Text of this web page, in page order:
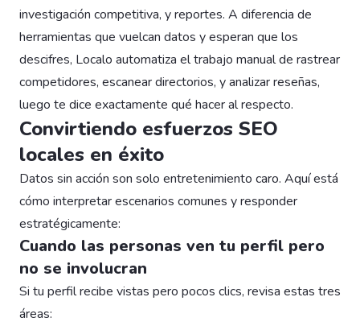
investigación competitiva, y reportes. A diferencia de
herramientas que vuelcan datos y esperan que los
descifres, Localo automatiza el trabajo manual de rastrear
competidores, escanear directorios, y analizar reseñas,
luego te dice exactamente qué hacer al respecto.
Convirtiendo esfuerzos SEO
locales en éxito
Datos sin acción son solo entretenimiento caro. Aquí está
cómo interpretar escenarios comunes y responder
estratégicamente:
Cuando las personas ven tu perfil pero
no se involucran
Si tu perfil recibe vistas pero pocos clics, revisa estas tres
áreas: